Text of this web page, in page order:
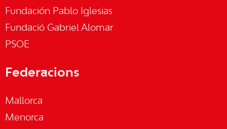
Fundación Pablo Iglesias
Fundació Gabriel Alomar
PSOE
Federacions
Mallorca
Menorca